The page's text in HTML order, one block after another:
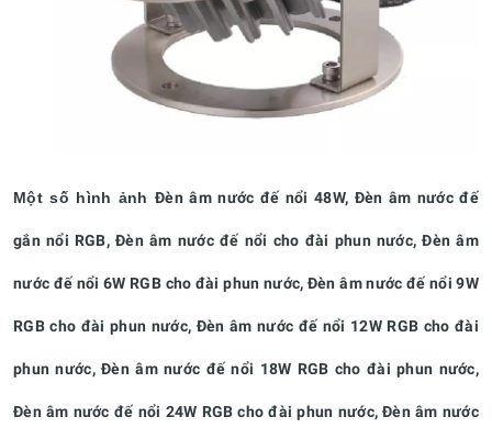
Một số hình ảnhĐèn âm nước đế nổi 48W, Đèn âm nước đế
gắn nổi RGB, Đèn âm nước đế nổi cho đài phun nước, Đèn âm
nước đế nổi 6W RGB cho đài phun nước, Đèn âm nước đế nổi 9W
RGB cho đài phun nước, Đèn âm nước đế nổi 12W RGB cho đài
phun nước, Đèn âm nước đế nổi 18W RGB cho đài phun nước,
Đèn âm nước đế nổi 24W RGB cho đài phun nước, Đèn âm nước